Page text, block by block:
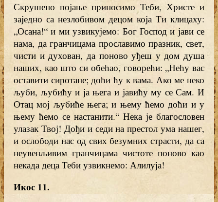
Скрушено појање приносимо Теби, Христе и
заједно са незлобивом децом која Ти клицаху:
„Осана!“ и ми узвикујемо: Бог Господ и јави се
нама, да гранчицама прославимо празник, свет,
чисти и духован, да поново уђеш у дом душа
наших, као што си обећао, говорећи: „Нећу вас
оставити сиротане; доћи ћу к вама. Ако ме неко
љуби, љубићу и ја њега и јавићу му се Сам. И
Отац мој љубиће њега; и њему ћемо доћи и у
њему ћемо се настанити.“ Нека је благословен
улазак Твој! Дођи и седи на престол ума нашег,
и ослободи нас од свих безумних страсти, да са
неувенљивим гранчицама чистоте поново као
некада деца Теби узвикнемо: Алилуја!
Икос 11.